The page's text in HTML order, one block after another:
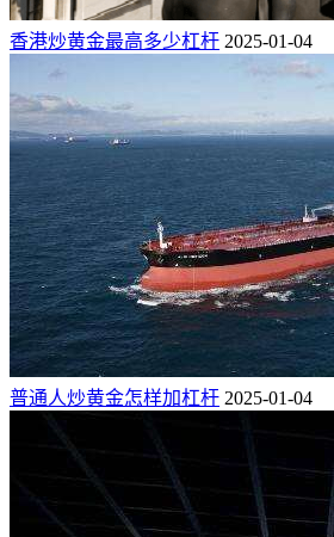
香港炒黄金最高多少杠杆 2025-01-04
普通人炒黄金怎样加杠杆 2025-01-04